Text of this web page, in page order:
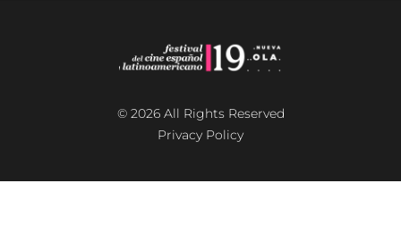
© 2026 All Rights Reserved
Privacy Policy